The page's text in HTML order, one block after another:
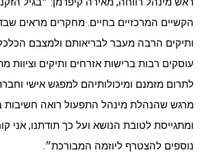
הקשיים המרכזיים בחיים. מחקרים מראים
ותיקים הרבה מעבר לבריאותם ולמצבם
עוסקים רבות ברישות אזרחים ותיקים וציוות
לתרום מזמנם ומיכולותיהם למפגש אישי
מרגש שהנהלת מינהל התפעול רואה חשיבות
ומתגייסת לטובת הנושא ועל כך תודתנו, אני
נוספים להצטרף ליוזמה המבורכת״.